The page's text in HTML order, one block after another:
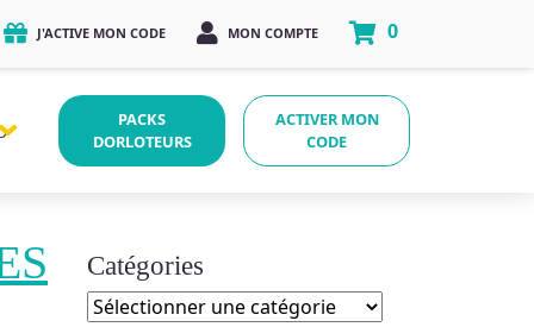
J'ACTIVE MON CODE MON COMPTE 0
PACKS
DORLOTEURS
ACTIVER MON
CODE
Catégories
Catégories